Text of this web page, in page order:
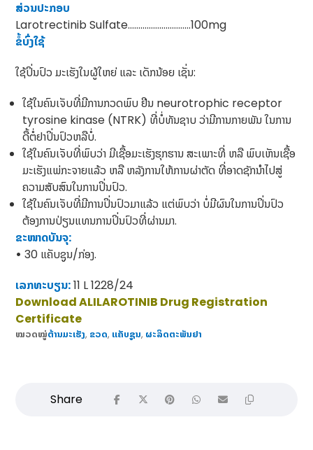
ສ່ວນປະກອບ
Larotrectinib Sulfate…………………………100mg
ຂໍ້ບົ່ງໃຊ້
ໃຊ້ປິ່ນປົວ ມະເຮັງໃນຜູ້ໃຫຍ່ ແລະ ເດັກນ້ອຍ ເຊັ່ນ:
ໃຊ້ໃນຄົນເຈັບທີ່ມີການກວດພົບ ຢີນ neurotrophic receptor
tyrosine kinase (NTRK) ທີ່ບໍ່ທັນຊາບ ວ່າມີການກາຍພັນ ໃນການ
ດື້ຕໍ່ຢາປິ່ນປົວຫລືບໍ່.
ໃຊ້ໃນຄົນເຈັບທີ່ພົບວ່າ ມີເຊື້ອມະເຮັງຮຸກຮານ ສະເພາະທີ່ ຫລື ພົບເຫັນເຊື້ອ
ມະເຮັງແພ່ກະຈາຍແລ້ວ ຫລື ຫລັງການໃຫ້ການຜ່າຕັດ ທີ່ອາດຊັກນໍາໄປສູ່
ຄວາມສັບສົນໃນການປິ່ນປົວ.
ໃຊ້ໃນຄົນເຈັບທີ່ມີການປິ່ນປົວມາແລ້ວ ແຕ່ພົບວ່າ ບໍ່ມີຜົນໃນການປິ່ນປົວ
ຕ້ອງການປ່ຽນແທນການປິ່ນປົວທີ່ຜ່ານມາ.
ຂະໜາດບັນຈຸ:
• 30 ແຄັບຊູນ/ກ່ອງ.
ເລກທະບຽນ:11 L 1228/24
Download ALILAROTINIB Drug Registration
Certificate
ໝວດໝູ່ຕ້ານມະເຮັງ, ຂວດ, ແຄັບຊູນ, ​ຜະລິດຕະພັນຢາ